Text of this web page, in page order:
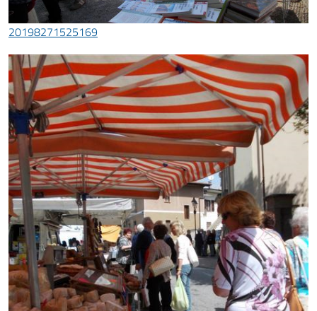
20198271525169